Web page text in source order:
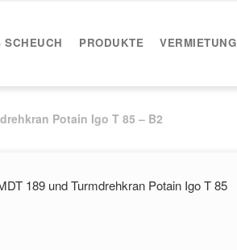
SCHEUCH PRODUKTE VERMIETUNG
Potain Igo T 85 – B2
189 und Turmdrehkran Potain Igo T 85